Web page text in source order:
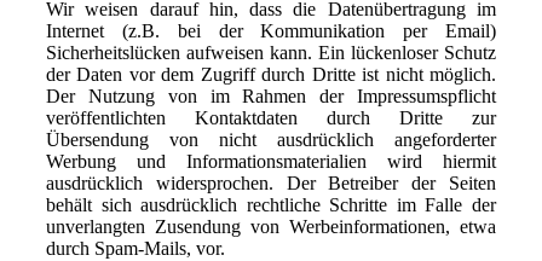
Wir weisen darauf hin, dass die Datenübertragung im
Internet (z.B. bei der Kommunikation per Email)
Sicherheitslücken aufweisen kann. Ein lückenloser Schutz
der Daten vor dem Zugriff durch Dritte ist nicht möglich.
Der Nutzung von im Rahmen der Impressumspflicht
veröffentlichten Kontaktdaten durch Dritte zur
Übersendung von nicht ausdrücklich angeforderter
Werbung und Informationsmaterialien wird hiermit
ausdrücklich widersprochen. Der Betreiber der Seiten
behält sich ausdrücklich rechtliche Schritte im Falle der
unverlangten Zusendung von Werbeinformationen, etwa
durch Spam-Mails, vor.